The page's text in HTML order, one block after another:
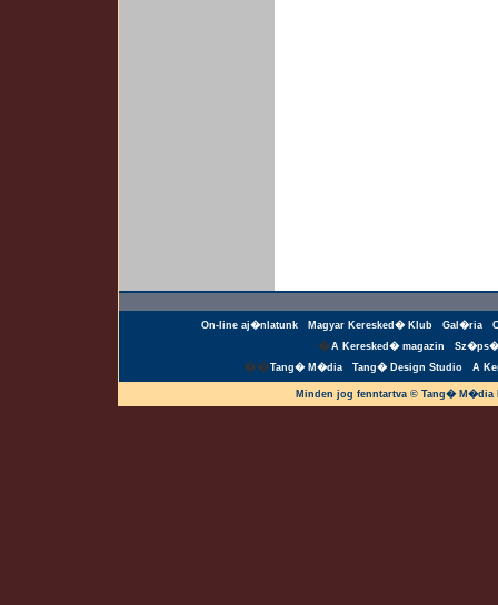
On-line aj�nlatunk Magyar Keresked� Klub Gal�ria
�A Keresked� magazin
��Tang� M�dia Tang� Design Studio A
Minden jog fenntartva © Tang�